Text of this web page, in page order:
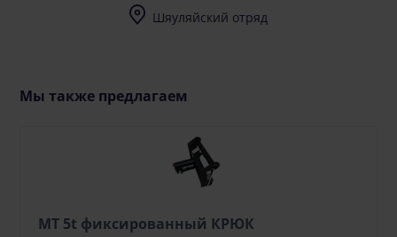
Шяуляйский отряд
Мы также предлагаем
MT 5t фиксированный КРЮК